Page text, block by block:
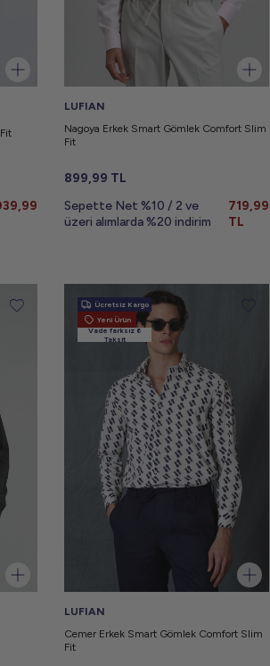
LUFIAN
Nagoya Erkek Smart Gömlek Comfort Slim
Fit
899,99 TL
Sepette Net %10 / 2 ve
üzeri alımlarda %20 indirim
719,99
TL
Ücretsiz Kargo
Yeni Ürün
Vade farksız 6
Taksit
LUFIAN
Cemer Erkek Smart Gömlek Comfort Slim
Fit